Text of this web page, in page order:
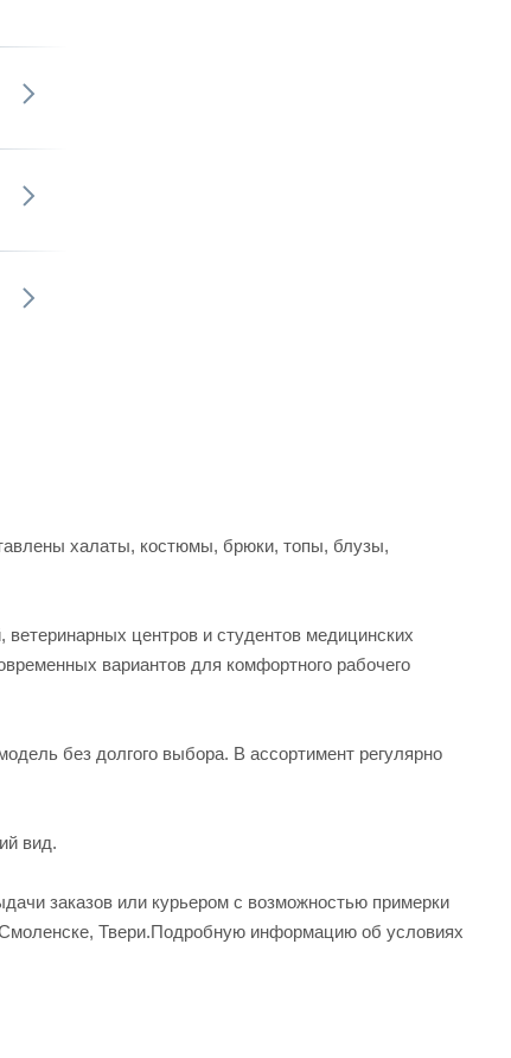
халаты, костюмы, брюки, топы, блузы,
центров и студентов медицинских
вариантов для комфортного рабочего
без долгого выбора. В ассортимент регулярно
вид.
заказов или курьером с возможностью примерки
Твери.Подробную информацию об условиях